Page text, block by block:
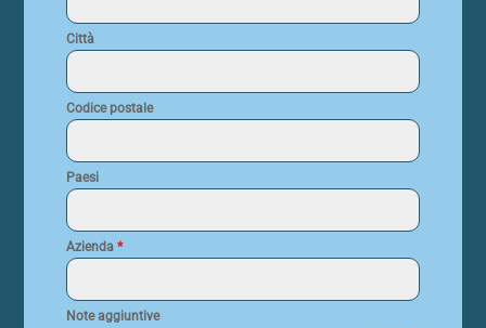
Città
Codice postale
Paesi
Azienda *
Note aggiuntive